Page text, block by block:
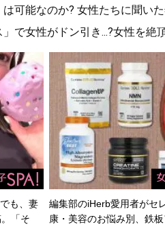
可能なのか? 女性たちに聞い
で女性がドン引き...?女性を絶
も、妻
「そ
編集部のiHerb愛用者がセ
康・美容のお悩み別、鉄